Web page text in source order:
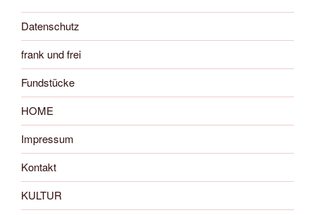
Datenschutz
frank und frei
Fundstücke
HOME
Impressum
Kontakt
KULTUR